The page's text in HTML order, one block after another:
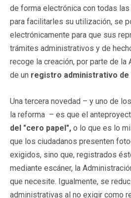
de forma electrónica con todas
para facilitarles su utilización, se
electrónicamente para que sus
trámites administrativos y de
recoge la creación, por parte de la
de un registro administrativo de
Una tercera novedad – y uno de
la reforma – es que el
del "cero papel", o lo que es lo
que los ciudadanos presenten
exigidos, sino que, registrados
mediante escáner, la
que necesite. Igualmente, se
administrativas al no exigir como